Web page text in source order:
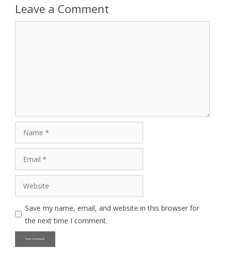
Leave a Comment
Save my name, email, and website in this browser for
the next time I comment.